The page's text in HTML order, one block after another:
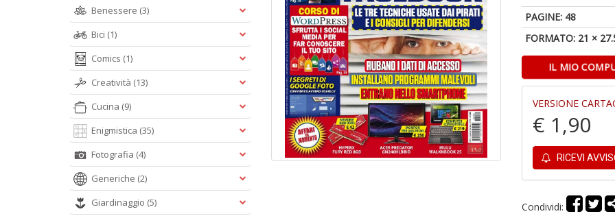
PAGINE: 48
FORMATO: 21 ×
IL MIO
VERSIONE
€ 1,90
RICEVI
Condividi:
Benessere (3)
Bici (1)
Comics (1)
Creatività (13)
Cucina (9)
Enigmistica (35)
Fotografia (4)
Generiche (2)
Giardinaggio (5)